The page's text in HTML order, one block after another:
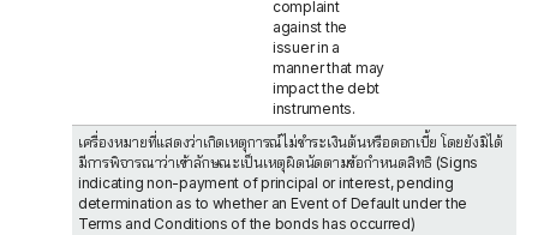
complaint
against the
issuer in a
manner that may
impact the debt
instruments.
เครื่องหมายที่แสดงว่าเกิดเหตุการณ์ไม่ชำระเงินต้นหรือดอกเบี้ย โดยยังมิได้
มีการพิจารณาว่าเข้าลักษณะเป็นเหตุผิดนัดตามข้อกำหนดสิทธิ (Signs
indicating non-payment of principal or interest, pending
determination as to whether an Event of Default under the
Terms and Conditions of the bonds has occurred)